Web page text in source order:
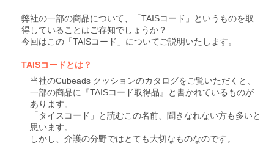
弊社の一部の商品について、「TAISコード」というものを取
得していることはご存知でしょうか？
今回はこの「TAISコード」についてご説明いたします。
TAISコードとは？
当社のCubeads クッションのカタログをご覧いただくと、
一部の商品に『TAISコード取得品』と書かれているものが
あります。
「タイスコード」と読むこの名前、聞きなれない方も多いと
思います。
しかし、介護の分野ではとても大切なものなのです。